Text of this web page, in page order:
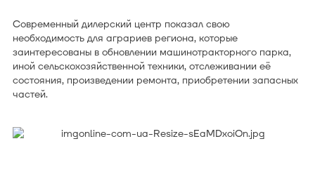
Современный дилерский центр показал свою
необходимость для аграриев региона, которые
заинтересованы в обновлении машинотракторного парка,
иной сельскохозяйственной техники, отслеживании её
состояния, произведении ремонта, приобретении запасных
частей.